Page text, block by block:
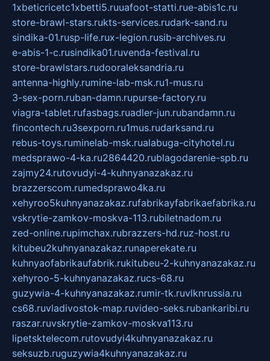
1xbeticricetc1xbetti5.ruuafoot-statti.rue-abis1c.ru
store-brawl-stars.rukts-services.rudark-sand.ru
sindika-01.rusp-life.rux-legion.rusib-archives.ru
e-abis-1-c.rusindika01.ruvenda-festival.ru
store-brawlstars.rudooraleksandria.ru
antenna-highly.rumine-lab-msk.ru1-mus.ru
3-sex-porn.ruban-damn.rupurse-factory.ru
viagra-tablet.rufasbags.ruadler-jun.rubandamn.ru
fincontech.ru3sexporn.ru1mus.rudarksand.ru
rebus-toys.ruminelab-msk.rualabuga-cityhotel.ru
medsprawo-4-ka.ru2864420.rublagodarenie-spb.ru
zajmy24.rutovudyi-4-kuhnyanazakaz.ru
brazzerscom.rumedsprawo4ka.ru
xehyroo5kuhnyanazakaz.rufabrikayfabrikaefabrika.ru
vskrytie-zamkov-moskva-113.rubiletnadom.ru
zed-online.rupimchax.rubrazzers-hd.ruz-host.ru
kitubeu2kuhnyanazakaz.runaperekate.ru
kuhnyaofabrikaufabrik.rukitubeu-2-kuhnyanazakaz.ru
xehyroo-5-kuhnyanazakaz.rucs-68.ru
guzywia-4-kuhnyanazakaz.rumir-tk.ruvlknrussia.ru
cs68.ruvladivostok-map.ruvideo-seks.rubankaribi.ru
raszar.ruvskrytie-zamkov-moskva113.ru
lipetsktelecom.rutovudyi4kuhnyanazakaz.ru
seksuzb.ruguzywia4kuhnyanazakaz.ru